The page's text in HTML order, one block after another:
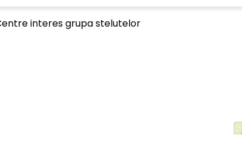
interes grupa stelutelor